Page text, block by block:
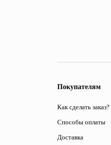
Покупателям
Как сделать заказ?
Способы оплаты
Доставка